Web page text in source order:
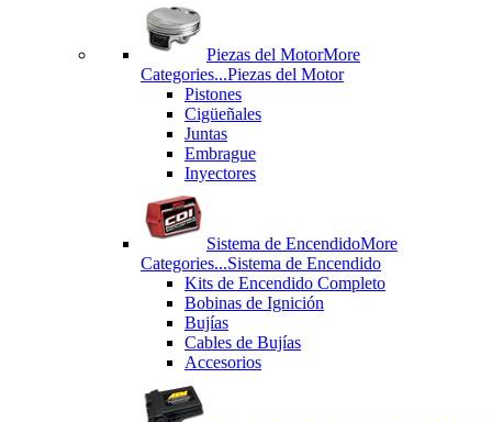
Piezas del MotorMore
Categories...Piezas del Motor
Pistones
Cigüeñales
Juntas
Εmbrague
Inyectores
Sistema de EncendidoMore
Categories...Sistema de Encendido
Kits de Encendido Completo
Bobinas de Ignición
Bujías
Cables de Bujías
Accesorios